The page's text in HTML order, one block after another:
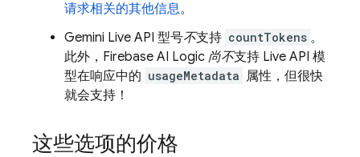
请求相关的其他信息。
Gemini Live API 型号不支持 countTokens 。
此外， Firebase AI Logic 尚不支持 Live API 模
型在响应中的 usageMetadata 属性，但很快
就会支持！
这些选项的价格